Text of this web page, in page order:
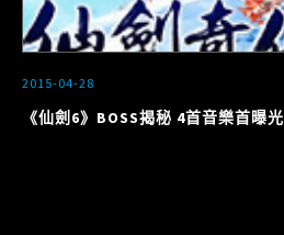
2015-04-28
《仙劍6》BOSS揭秘 4首音樂首曝光